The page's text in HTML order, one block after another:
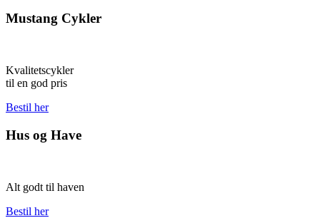
Mustang Cykler
Kvalitetscykler
til en god pris
Bestil her
Hus og Have
Alt godt til haven
Bestil her